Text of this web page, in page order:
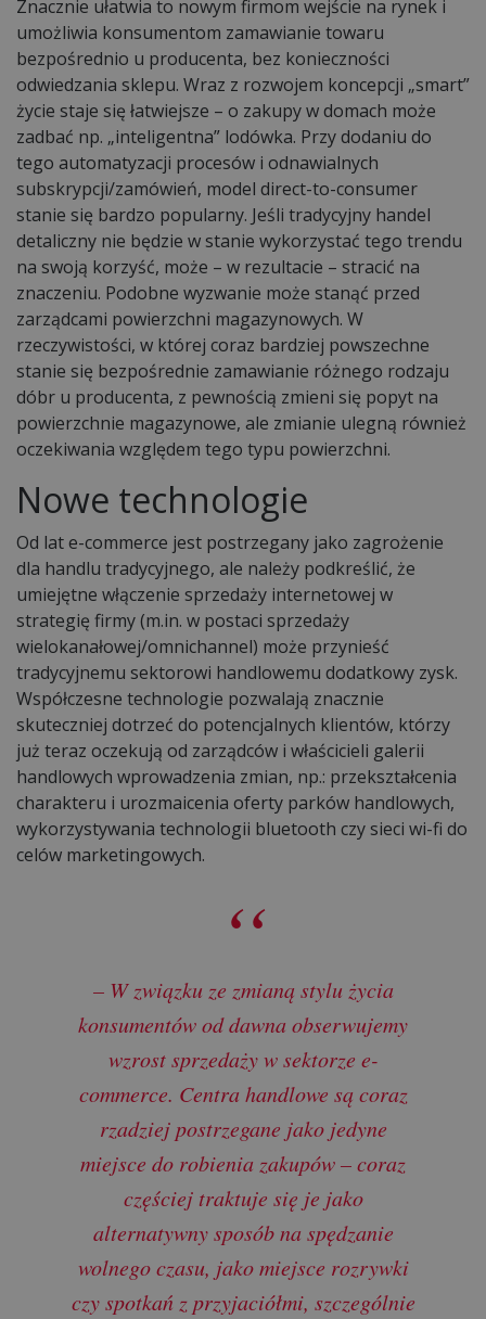
Znacznie ułatwia to nowym firmom wejście na rynek i
umożliwia konsumentom zamawianie towaru
bezpośrednio u producenta, bez konieczności
odwiedzania sklepu. Wraz z rozwojem koncepcji „smart”
życie staje się łatwiejsze – o zakupy w domach może
zadbać np. „inteligentna” lodówka. Przy dodaniu do
tego automatyzacji procesów i odnawialnych
subskrypcji/zamówień, model direct-to-consumer
stanie się bardzo popularny. Jeśli tradycyjny handel
detaliczny nie będzie w stanie wykorzystać tego trendu
na swoją korzyść, może – w rezultacie – stracić na
znaczeniu. Podobne wyzwanie może stanąć przed
zarządcami powierzchni magazynowych. W
rzeczywistości, w której coraz bardziej powszechne
stanie się bezpośrednie zamawianie różnego rodzaju
dóbr u producenta, z pewnością zmieni się popyt na
powierzchnie magazynowe, ale zmianie ulegną również
oczekiwania względem tego typu powierzchni.
Nowe technologie
Od lat e-commerce jest postrzegany jako zagrożenie
dla handlu tradycyjnego, ale należy podkreślić, że
umiejętne włączenie sprzedaży internetowej w
strategię firmy (m.in. w postaci sprzedaży
wielokanałowej/omnichannel) może przynieść
tradycyjnemu sektorowi handlowemu dodatkowy zysk.
Współczesne technologie pozwalają znacznie
skuteczniej dotrzeć do potencjalnych klientów, którzy
już teraz oczekują od zarządców i właścicieli galerii
handlowych wprowadzenia zmian, np.: przekształcenia
charakteru i urozmaicenia oferty parków handlowych,
wykorzystywania technologii bluetooth czy sieci wi-fi do
celów marketingowych.
– W związku ze zmianą stylu życia
konsumentów od dawna obserwujemy
wzrost sprzedaży w sektorze e-
commerce. Centra handlowe są coraz
rzadziej postrzegane jako jedyne
miejsce do robienia zakupów – coraz
częściej traktuje się je jako
alternatywny sposób na spędzanie
wolnego czasu, jako miejsce rozrywki
czy spotkań z przyjaciółmi, szczególnie